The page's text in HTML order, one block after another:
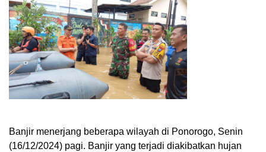
Banjir menerjang beberapa wilayah di Ponorogo, Senin
(16/12/2024) pagi. Banjir yang terjadi diakibatkan hujan